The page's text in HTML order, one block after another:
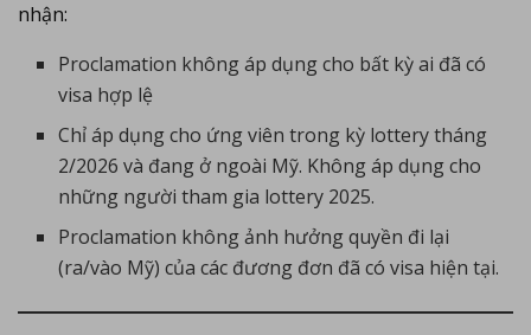
nhận:
Proclamation không áp dụng cho bất kỳ ai đã có
visa hợp lệ
Chỉ áp dụng cho ứng viên trong kỳ lottery tháng
2/2026 và đang ở ngoài Mỹ. Không áp dụng cho
những người tham gia lottery 2025.
Proclamation không ảnh hưởng quyền đi lại
(ra/vào Mỹ) của các đương đơn đã có visa hiện tại.